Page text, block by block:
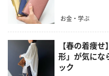
お金・学ぶ
【春の着痩
形」が気にな
ック